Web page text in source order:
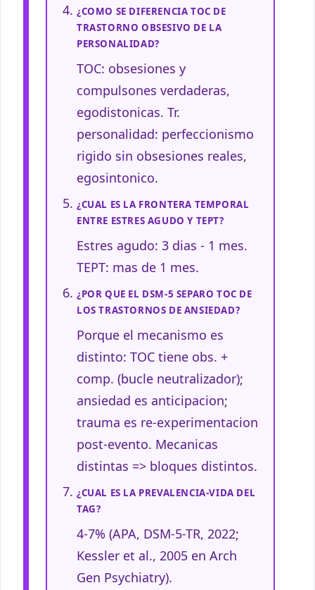
¿COMO SE DIFERENCIA TOC DE
TRASTORNO OBSESIVO DE LA
PERSONALIDAD?
TOC: obsesiones y
compulsones verdaderas,
egodistonicas. Tr.
personalidad: perfeccionismo
rigido sin obsesiones reales,
egosintonico.
¿CUAL ES LA FRONTERA TEMPORAL
ENTRE ESTRES AGUDO Y TEPT?
Estres agudo: 3 dias - 1 mes.
TEPT: mas de 1 mes.
¿POR QUE EL DSM-5 SEPARO TOC DE
LOS TRASTORNOS DE ANSIEDAD?
Porque el mecanismo es
distinto: TOC tiene obs. +
comp. (bucle neutralizador);
ansiedad es anticipacion;
trauma es re-experimentacion
post-evento. Mecanicas
distintas => bloques distintos.
¿CUAL ES LA PREVALENCIA-VIDA DEL
TAG?
4-7% (APA, DSM-5-TR, 2022;
Kessler et al., 2005 en Arch
Gen Psychiatry).